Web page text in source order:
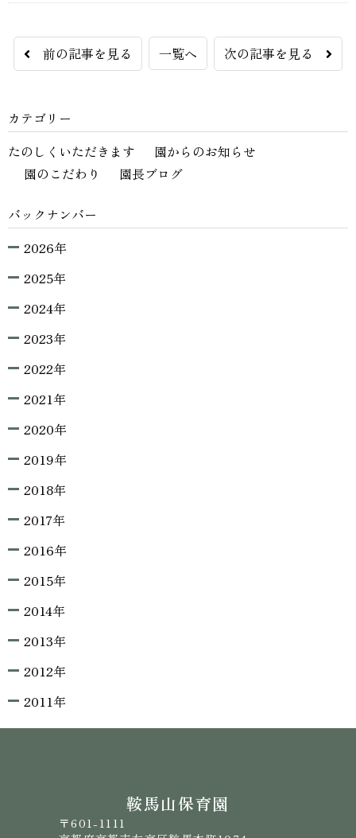
前の記事を見る 一覧へ 次の記事を見る
カテゴリー
たのしくいただきます
園からのお知らせ
園のこだわり
園長ブログ
バックナンバー
2026年
2025年
2024年
2023年
2022年
2021年
2020年
2019年
2018年
2017年
2016年
2015年
2014年
2013年
2012年
2011年
鞍馬山保育園
〒601-1111